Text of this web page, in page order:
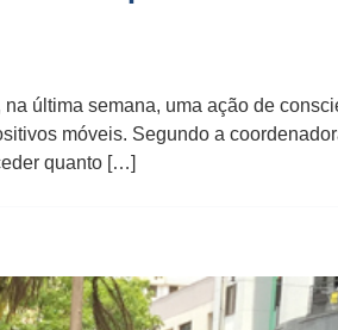
última semana, uma ação de
móveis. Segundo a
quanto […]